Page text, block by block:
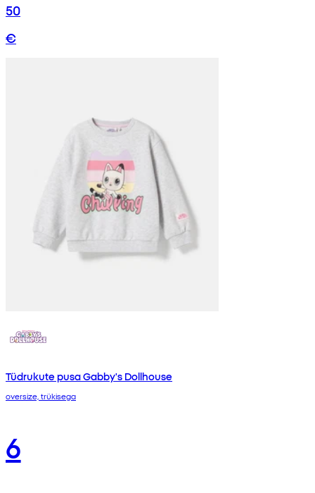
50
€
Tüdrukute pusa Gabby's Dollhouse
oversize, trükisega
6